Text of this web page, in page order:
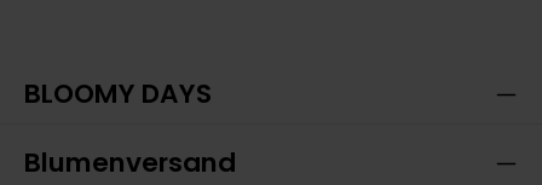
BLOOMY DAYS
Blumenversand